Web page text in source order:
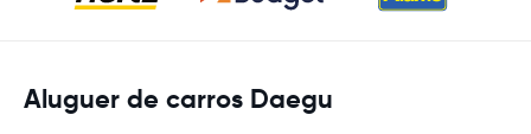
Aluguer de carros Daegu